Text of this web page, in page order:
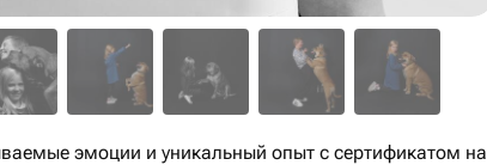
эмоции и уникальный опыт с сертификатом на